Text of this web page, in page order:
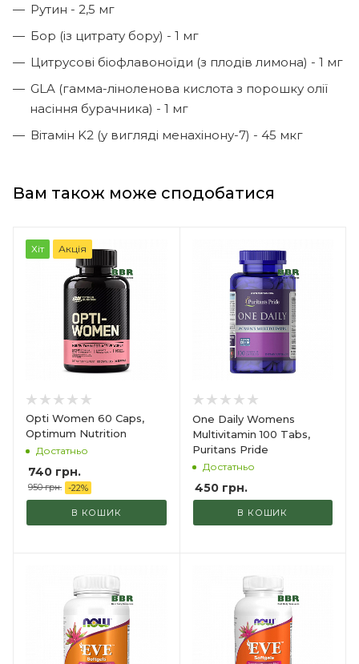
Рутин - 2,5 мг
Бор (із цитрату бору) - 1 мг
Цитрусові біофлавоноїди (з плодів лимона) - 1 мг
GLA (гамма-ліноленова кислота з порошку олії
насіння бурачника) - 1 мг
Вітамін K2 (у вигляді менахінону-7) - 45 мкг
Вам також може сподобатися
Хіт Акція
Opti Women 60 Caps,
Optimum Nutrition
Достатньо
740 грн.
950грн. -22%
В КОШИК
One Daily Womens
Multivitamin 100 Tabs,
Puritans Pride
Достатньо
450грн.
В КОШИК